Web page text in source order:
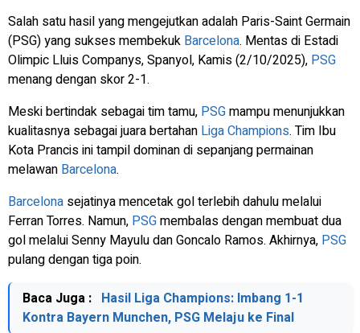
Salah satu hasil yang mengejutkan adalah Paris-Saint Germain
(PSG) yang sukses membekuk Barcelona. Mentas di Estadi
Olimpic Lluis Companys, Spanyol, Kamis (2/10/2025), PSG
menang dengan skor 2-1.
Meski bertindak sebagai tim tamu, PSGmampu menunjukkan
kualitasnya sebagai juara bertahan Liga Champions. Tim Ibu
Kota Prancis ini tampil dominan di sepanjang permainan
melawan Barcelona.
Barcelona sejatinya mencetak gol terlebih dahulu melalui
Ferran Torres. Namun, PSGmembalas dengan membuat dua
gol melalui Senny Mayulu dan Goncalo Ramos. Akhirnya, PSG
pulang dengan tiga poin.
Baca Juga : Hasil Liga Champions: Imbang 1-1
Kontra Bayern Munchen, PSG Melaju ke Final